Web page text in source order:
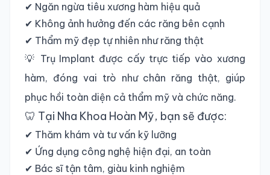
✔ Ngăn ngừa tiêu xương hàm hiệu quả
✔ Không ảnh hưởng đến các răng bên cạnh
✔ Thẩm mỹ đẹp tự nhiên như răng thật
💡 Trụ Implant được cấy trực tiếp vào xương
hàm, đóng vai trò như chân răng thật, giúp
phục hồi toàn diện cả thẩm mỹ và chức năng.
🦷 Tại Nha Khoa Hoàn Mỹ, bạn sẽ được:
✔ Thăm khám và tư vấn kỹ lưỡng
✔ Ứng dụng công nghệ hiện đại, an toàn
✔ Bác sĩ tận tâm, giàu kinh nghiệm